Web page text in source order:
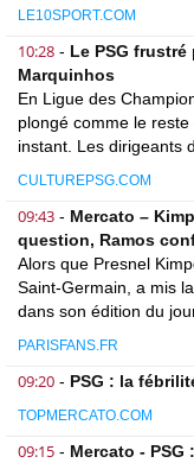
LE10SPORT.COM
10:28 - Le PSG
Marquinhos
En Ligue des
plongé comme le reste
instant. Les dirigeants
CULTUREPSG.COM
09:43 - Mercato –
question, Ramos
Alors que Presnel
Saint-Germain, a mis
dans son édition du
PARISFANS.FR
09:20 - PSG : la
TOPMERCATO.COM
09:15 - Mercato -